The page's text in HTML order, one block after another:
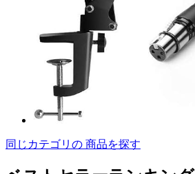
同じカテゴリの 商品を探す